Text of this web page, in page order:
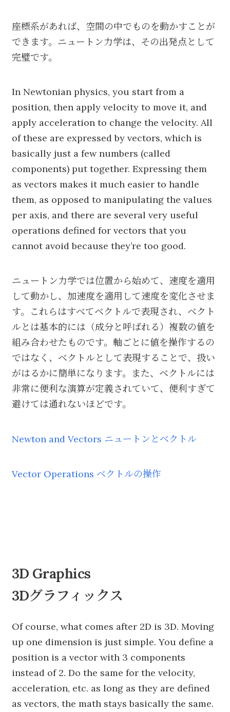
座標系があれば、空間の中でものを動かすことが
できます。ニュートン力学は、その出発点として
完璧です。
In Newtonian physics, you start from a
position, then apply velocity to move it, and
apply acceleration to change the velocity. All
of these are expressed by vectors, which is
basically just a few numbers (called
components) put together. Expressing them
as vectors makes it much easier to handle
them, as opposed to manipulating the values
per axis, and there are several very useful
operations defined for vectors that you
cannot avoid because they’re too good.
ニュートン力学では位置から始めて、速度を適用
して動かし、加速度を適用して速度を変化させま
す。これらはすべてベクトルで表現され、ベクト
ルとは基本的には（成分と呼ばれる）複数の値を
組み合わせたものです。軸ごとに値を操作するの
ではなく、ベクトルとして表現することで、扱い
がはるかに簡単になります。また、ベクトルには
非常に便利な演算が定義されていて、便利すぎて
避けては通れないほどです。
Newton and Vectors ニュートンとベクトル
Vector Operations ベクトルの操作
3D Graphics
3Dグラフィックス
Of course, what comes after 2D is 3D. Moving
up one dimension is just simple. You define a
position is a vector with 3 components
instead of 2. Do the same for the velocity,
acceleration, etc. as long as they are defined
as vectors, the math stays basically the same.